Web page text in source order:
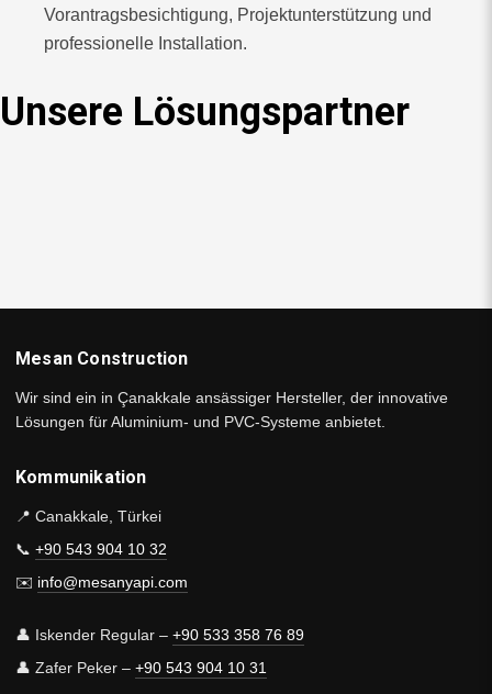
Vorantragsbesichtigung, Projektunterstützung und
professionelle Installation.
Unsere Lösungspartner
Mesan Construction
Wir sind ein in Çanakkale ansässiger Hersteller, der innovative
Lösungen für Aluminium- und PVC-Systeme anbietet.
Kommunikation
📍 Canakkale, Türkei
📞 +90 543 904 10 32
✉️ info@mesanyapi.com
👤 Iskender Regular – +90 533 358 76 89
👤 Zafer Peker – +90 543 904 10 31